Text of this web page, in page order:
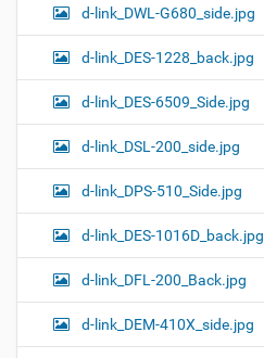
d-link_DWL-G680_side.jpg
d-link_DES-1228_back.jpg
d-link_DES-6509_Side.jpg
d-link_DSL-200_side.jpg
d-link_DPS-510_Side.jpg
d-link_DES-1016D_back.jpg
d-link_DFL-200_Back.jpg
d-link_DEM-410X_side.jpg